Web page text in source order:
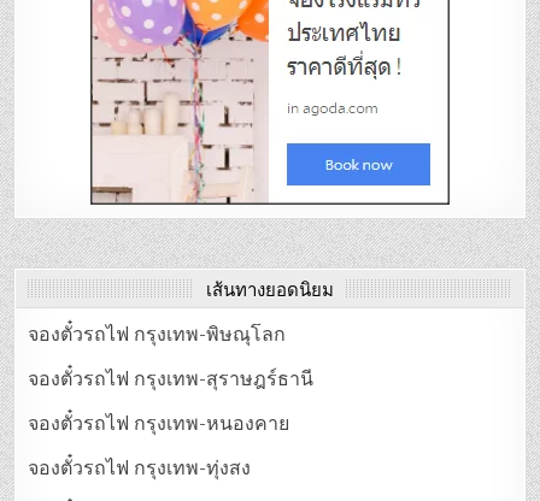
เส้นทางยอดนิยม
จองตั๋วรถไฟ กรุงเทพ-พิษณุโลก
จองตั๋วรถไฟ กรุงเทพ-สุราษฎร์ธานี
จองตั๋วรถไฟ กรุงเทพ-หนองคาย
จองตั๋วรถไฟ กรุงเทพ-ทุ่งสง